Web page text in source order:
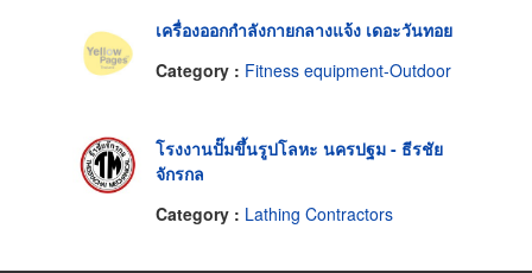
เครื่องออกกำลังกายกลางแจ้ง เดอะวันทอย
Category : Fitness equipment-Outdoor
โรงงานปั๊มขึ้นรูปโลหะ นครปฐม - ธีรชัย
จักรกล
Category : Lathing Contractors